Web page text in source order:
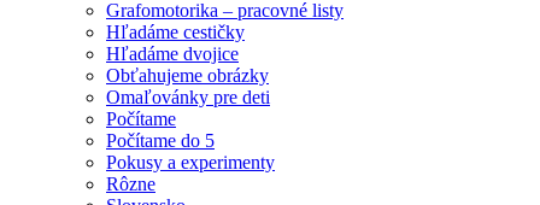
Grafomotorika – pracovné listy
Hľadáme cestičky
Hľadáme dvojice
Obťahujeme obrázky
Omaľovánky pre deti
Počítame
Počítame do 5
Pokusy a experimenty
Rôzne